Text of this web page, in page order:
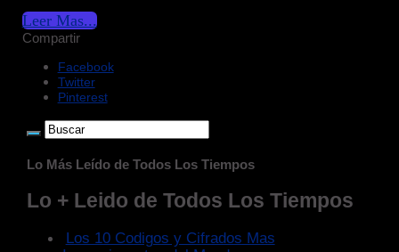
Leer Mas...
Compartir
Facebook
Twitter
Pinterest
Lo Más Leído de Todos Los Tiempos
Lo + Leido de Todos Los Tiempos
Los 10 Codigos y Cifrados Mas